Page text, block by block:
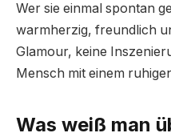
Wer sie einmal spontan
warmherzig, freundlich
Glamour, keine
Mensch mit einem
Was weiß man